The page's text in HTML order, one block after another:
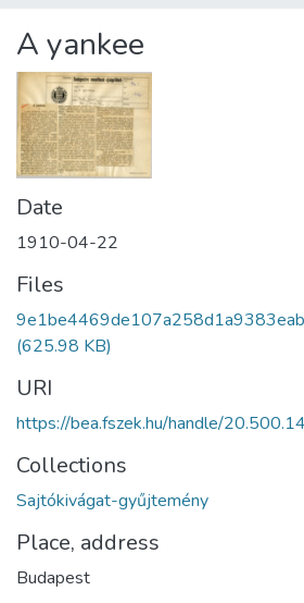
Statistics
About us
A yankee
Date
1910-04-22
Files
(625.98 KB)
URI
https://bea.fszek.hu/handle/
Collections
Sajtókivágat-gyűjtemény
Place, address
Budapest